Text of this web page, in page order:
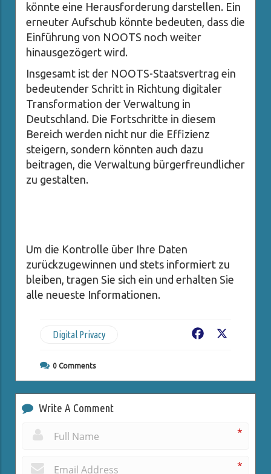
könnte eine Herausforderung darstellen. Ein
erneuter Aufschub könnte bedeuten, dass die
Einführung von NOOTS noch weiter
hinausgezögert wird.
Insgesamt ist der NOOTS-Staatsvertrag ein
bedeutender Schritt in Richtung digitaler
Transformation der Verwaltung in
Deutschland. Die Fortschritte in diesem
Bereich werden nicht nur die Effizienz
steigern, sondern könnten auch dazu
beitragen, die Verwaltung bürgerfreundlicher
zu gestalten.
Um die Kontrolle über Ihre Daten
zurückzugewinnen und stets informiert zu
bleiben, tragen Sie sich ein und erhalten Sie
alle neueste Informationen.
Digital Privacy Facebook
0 Comments
Write A Comment
*
*